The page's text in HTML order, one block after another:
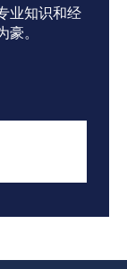
业知识和经
。